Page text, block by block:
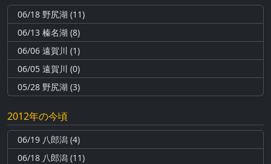
06/18 野尻湖 (11)
06/13 榛名湖 (8)
06/06 遠賀川 (1)
06/05 遠賀川 (0)
05/28 野尻湖 (3)
2012年の今頃
06/19 八郎潟 (4)
06/18 八郎潟 (11)